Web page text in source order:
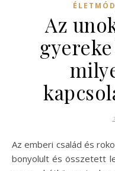
ÉLETMÓD
Az
Az emberi család és rokonság kapcsolatrendszere sokszor
bonyolult és összetett